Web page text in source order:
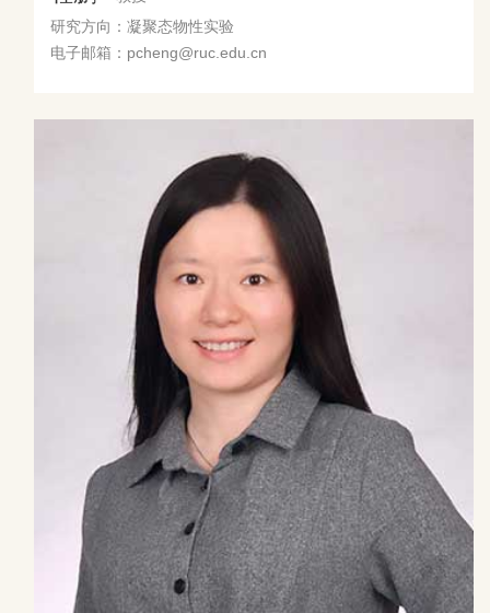
研究方向：凝聚态物性实验
电子邮箱：pcheng@ruc.edu.cn